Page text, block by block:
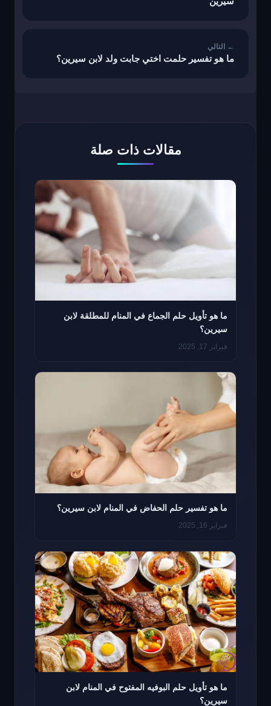
ما هو تفسير حلمت اختي جابت ولد لابن سيرين؟
مقالات ذات صلة
ما هو تأويل حلم الجماع في المنام للمطلقة لابن
سيرين؟
فبراير 17, 2025
ما هو تفسير حلم الحفاض في المنام لابن سيرين؟
فبراير 16, 2025
ما هو تأويل حلم البوفيه المفتوح في المنام لابن
سيرين؟